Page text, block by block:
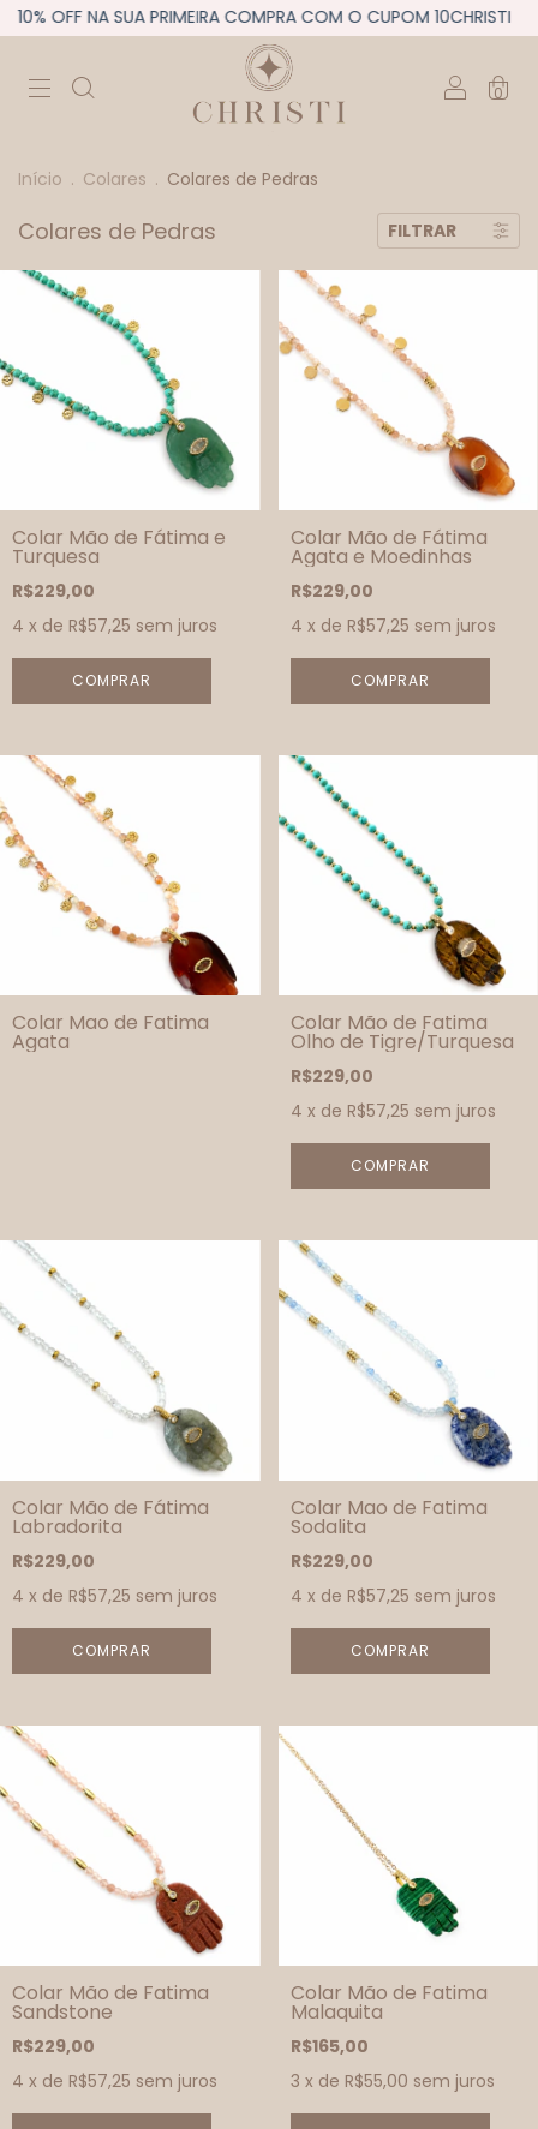
OFF NA SUA PRIMEIRA COMPRA COM O CUPOM 10CHRISTI
0
Início . Colares . Colares de Pedras
Colares de Pedras FILTRAR
Colar Mão de Fátima e
Turquesa
R$229,00
4 x de R$57,25 sem juros
Colar Mão de Fátima
Agata e Moedinhas
R$229,00
4 x de R$57,25 sem juros
Colar Mao de Fatima
Agata
Colar Mão de Fatima
Olho de Tigre/Turquesa
R$229,00
4 x de R$57,25 sem juros
Colar Mão de Fátima
Labradorita
R$229,00
4 x de R$57,25 sem juros
Colar Mao de Fatima
Sodalita
R$229,00
4 x de R$57,25 sem juros
Colar Mão de Fatima
Sandstone
R$229,00
4 x de R$57,25 sem juros
Colar Mão de Fatima
Malaquita
R$165,00
3 x de R$55,00 sem juros